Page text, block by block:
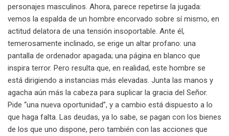
personajes masculinos. Ahora, parece repetirse la jugada:
vemos la espalda de un hombre encorvado sobre sí mismo, en
actitud delatora de una tensión insoportable. Ante él,
temerosamente inclinado, se erige un altar profano: una
pantalla de ordenador apagada; una página en blanco que
inspira terror. Pero resulta que, en realidad, este hombre se
está dirigiendo a instancias más elevadas. Junta las manos y
agacha aún más la cabeza para suplicar la gracia del Señor.
Pide “una nueva oportunidad”, y a cambio está dispuesto a lo
que haga falta. Las deudas, ya lo sabe, se pagan con los bienes
de los que uno dispone, pero también con las acciones que